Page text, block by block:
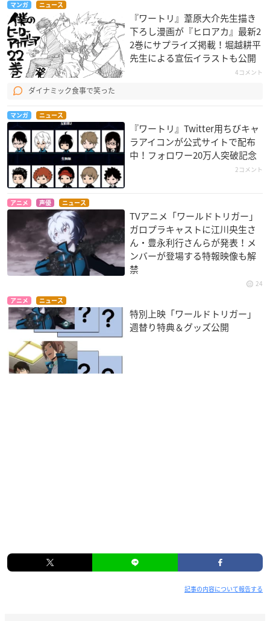
マンガ ニュース
『ワートリ』葦原大介先生描き
下ろし漫画が『ヒロアカ』最新2
2巻にサプライズ掲載！堀越耕平
先生による宣伝イラストも公開
4コメント
ダイナミック食事で笑った
マンガ ニュース
『ワートリ』Twitter用ちびキャ
ラアイコンが公式サイトで配布
中！フォロワー20万人突破記念
2コメント
アニメ 声優 ニュース
TVアニメ「ワールドトリガー」
ガロプラキャストに江川央生さ
ん・豊永利行さんらが発表！メ
ンバーが登場する特報映像も解
禁
24
アニメ ニュース
特別上映「ワールドトリガー」
週替り特典＆グッズ公開
記事の内容について報告する